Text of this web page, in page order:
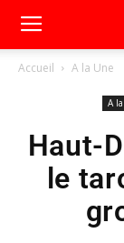
Accueil A la Une
A
Haut-
le